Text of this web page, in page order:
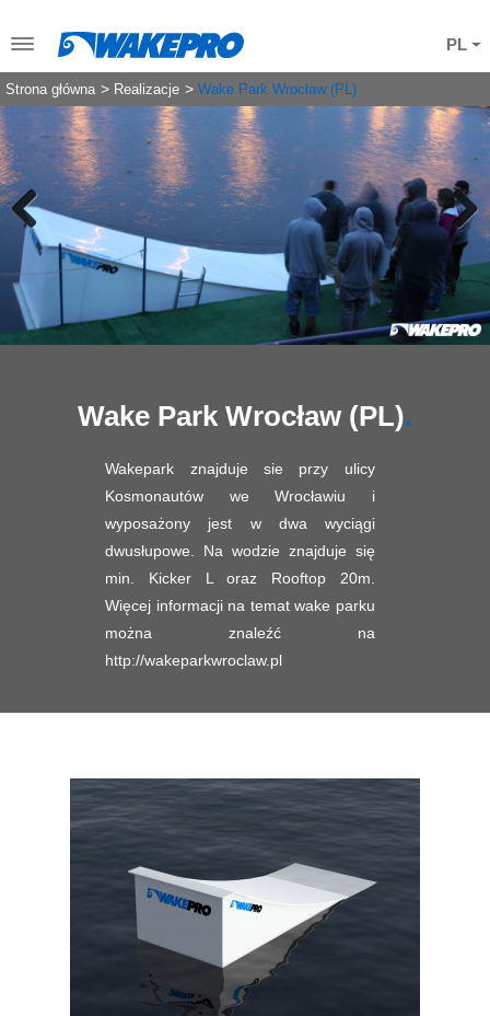
PL
Strona główna Realizacje Wake Park Wrocław (PL)
Previous Next
Wake Park Wrocław (PL)
Wakepark znajduje sie przy ulicy
Kosmonautów we Wrocławiu i
wyposażony jest w dwa wyciągi
dwusłupowe. Na wodzie znajduje się
min. Kicker L oraz Rooftop 20m.
Więcej informacji na temat wake parku
można znaleźć na
http://wakeparkwroclaw.pl